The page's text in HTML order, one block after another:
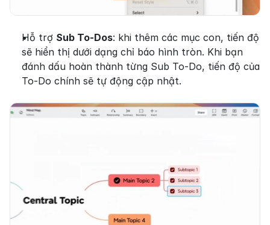
Hỗ trợ Sub To-Dos: khi thêm các mục con, tiến độ
sẽ hiển thị dưới dạng chỉ báo hình tròn. Khi bạn
đánh dấu hoàn thành từng Sub To-Do, tiến độ của
To-Do chính sẽ tự động cập nhật.